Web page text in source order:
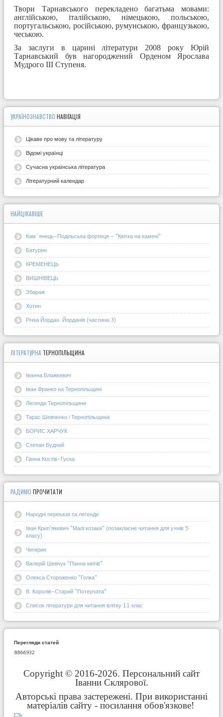
Твори Тарнавського перекладено багатьма мовами:
англійською, італійською, німецькою, польською,
португальською, російською, румунською, французькою,
чеською.
За заслуги в царині літератури 2008 року Юрій
Тарнавський був нагороджений Орденом Ярослава
Мудрого ІІІ Ступеня.
УКРАЇНОЗНАВСТВО НАВІГАЦІЯ
Цікаве про мову та літературу
Відомі українці
Сучасна українська література
Літературний календар
НАЙЦІКАВІШЕ
Кам`янець-Подільська фортеця - "Квітка на камені"
Батурин
КРЕМЕНЕЦЬ
ВИШНІВЕЦЬ
Збараж
Хотин
Річка Йордан. Йорданія (частина 3)
ЛІТЕРАТУРНА ТЕРНОПІЛЬЩИНА
Іванна Блажкевич
Іван Франко на Тернопільщині
Легенди Тернопільщини
Тарас Шевченко і Тернопільщина
БОРИС ХАРЧУК
Степан Будний
Ганна Костів-Гуска
РАДИМО ПРОЧИТАТИ
Народні перекази та легенди
Іван Крип'якевич "Малі козаки" (позакласне читання для учнів 5
класу)
Чигирин
Валерій Шевчук "Панна квітів"
Олекса Стороженко "Голка"
В. Королів-Старий "Потерчата"
Список літератури для читання влітку 11 клас
Перегляди статей
8866932
Copyright © 2016-2026. Персональний сайт
Іванни Склярової.
Авторські права застережені. При використанні
матеріалів сайту - посилання обов'язкове!